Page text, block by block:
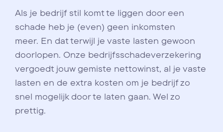
Als je bedrijf stil komt te liggen door een
schade heb je (even) geen inkomsten
meer. En dat terwijl je vaste lasten gewoon
doorlopen. Onze bedrijfsschadeverzekering
vergoedt jouw gemiste nettowinst, al je vaste
lasten en de extra kosten om je bedrijf zo
snel mogelijk door te laten gaan. Wel zo
prettig.